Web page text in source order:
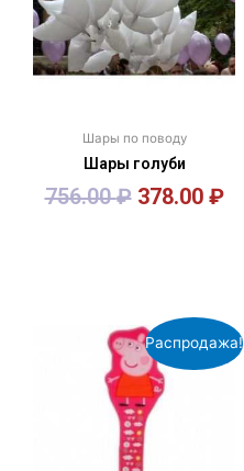
Шары по поводу
Шары голуби
756.00₽ 378.00 ₽
Распродажа!